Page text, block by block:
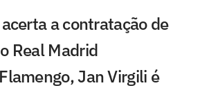
a contratação de
Real Madrid
Jan Virgili é